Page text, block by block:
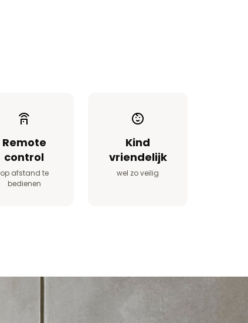
Remote
control
op afstand te
bedienen
Kind
vriendelijk
wel zo veilig